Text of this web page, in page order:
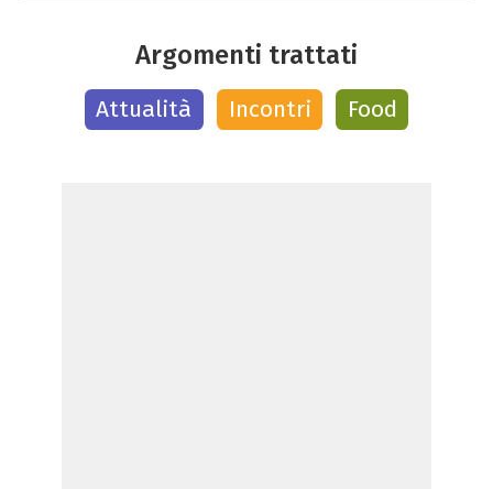
Argomenti trattati
Attualità Incontri Food